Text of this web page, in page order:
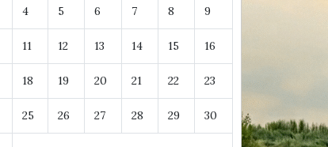
4 5 6 7 8 9
11 12 13 14 15 16
18 19 20 21 22 23
25 26 27 28 29 30